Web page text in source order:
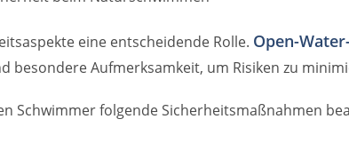
eine entscheidende Rolle. Open-
Aufmerksamkeit, um Risiken zu
Schwimmer folgende Sicherheitsmaßnahmen